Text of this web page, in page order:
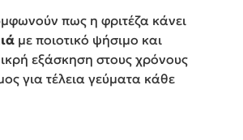
πως η φριτέζα κάνει
με ποιοτικό ψήσιμο και
εξάσκηση στους χρόνους
για τέλεια γεύματα κάθε